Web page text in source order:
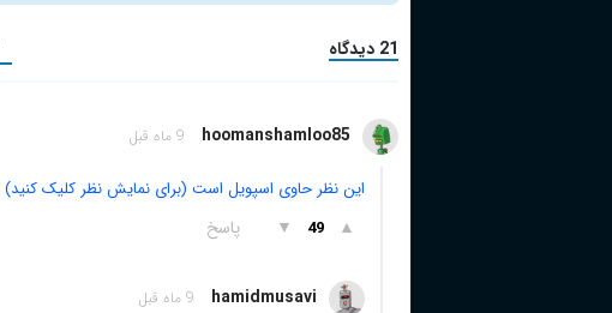
21 دیدگاه
hoomanshamloo85 9 ماه قبل
این نظر حاوی اسپویل است (برای نمایش نظر کلیک کنید)
▲
49
▼ پاسخ
hamidmusavi 9 ماه قبل